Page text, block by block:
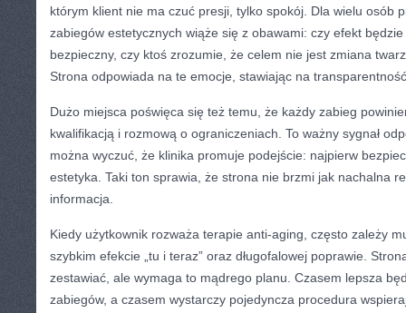
którym klient nie ma czuć presji, tylko spokój. Dla wielu osób
zabiegów estetycznych wiąże się z obawami: czy efekt
bezpieczny, czy ktoś zrozumie, że celem nie jest zmiana
Strona odpowiada na te emocje, stawiając na
Dużo miejsca poświęca się też temu, że każdy zabieg
kwalifikacją i rozmową o ograniczeniach. To ważny sygnał
można wyczuć, że klinika promuje podejście: najpierw
estetyka. Taki ton sprawia, że strona nie brzmi jak nachalna
informacja.
Kiedy użytkownik rozważa terapie anti-aging, często zależy
szybkim efekcie „tu i teraz” oraz długofalowej poprawie.
zestawiać, ale wymaga to mądrego planu. Czasem lepsza
zabiegów, a czasem wystarczy pojedyncza procedura